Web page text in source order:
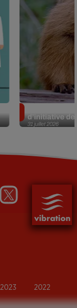
31 juillet 2026
d’initiative
2023 2022